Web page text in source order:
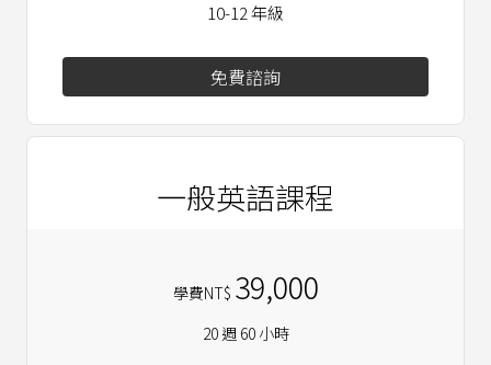
10-12 年級
免費諮詢
一般英語課程
學費NT$ 39,000
20 週 60 小時